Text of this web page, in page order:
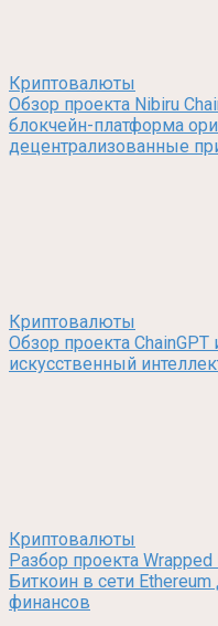
Криптовалюты
Обзор проекта Nibiru
блокчейн-платформа
децентрализованные
Криптовалюты
Обзор проекта
искусственный
Криптовалюты
Разбор проекта
Биткоин в сети
финансов